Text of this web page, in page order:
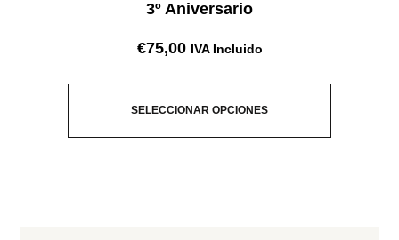
3º Aniversario
€75,00 IVA Incluido
SELECCIONAR OPCIONES